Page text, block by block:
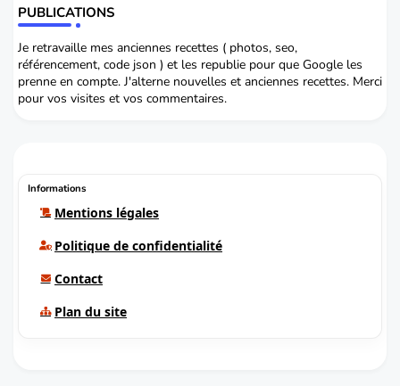
PUBLICATIONS
Je retravaille mes anciennes recettes ( photos, seo,
référencement, code json ) et les republie pour que Google les
prenne en compte. J'alterne nouvelles et anciennes recettes. Merci
pour vos visites et vos commentaires.
Informations
Mentions légales
Politique de confidentialité
Contact
Plan du site